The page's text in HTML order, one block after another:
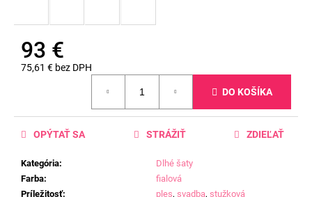
93 €
75,61 € bez DPH
DO KOŠÍKA
Kategória:
Dlhé šaty
Farba:
fialová
Príležitosť: ples, svadba, stužková
OPÝTAŤ SA STRÁŽIŤ ZDIEĽAŤ